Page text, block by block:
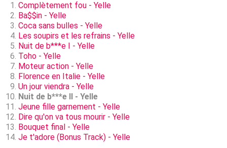
Complètement fou - Yelle
Ba$$in - Yelle
Coca sans bulles - Yelle
Les soupirs et les refrains - Yelle
Nuit de b***e I - Yelle
Toho - Yelle
Moteur action - Yelle
Florence en Italie - Yelle
Un jour viendra - Yelle
Nuit de b***e II - Yelle
Jeune fille garnement - Yelle
Dire qu'on va tous mourir - Yelle
Bouquet final - Yelle
Je t'adore (Bonus Track) - Yelle